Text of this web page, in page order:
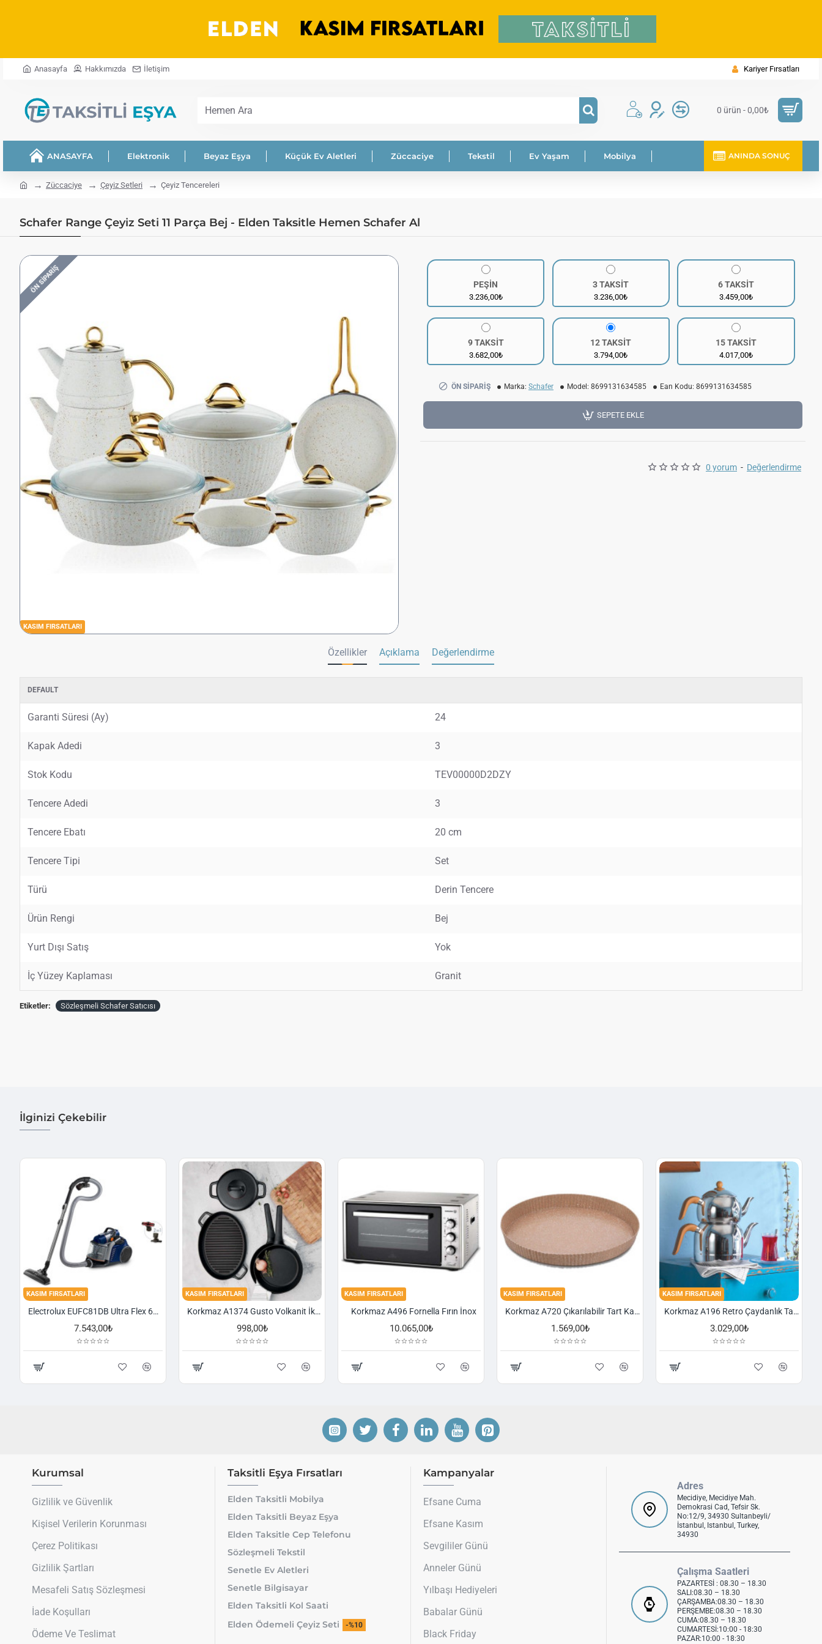
Anasayfa Hakkımızda İletişim Kariyer Fırsatları
Hemen
0 ürün - 0,00₺
ANASAYFA Elektronik Beyaz Eşya Küçük Ev Aletleri Züccaciye Tekstil Ev Yaşam Mobilya ANINDA SONUÇ
homeZüccaciye Çeyiz Setleri Çeyiz Tencereleri
Schafer Range Çeyiz Seti 11 Parça Bej - Elden Taksitle Hemen Schafer Al
KASIM FIRSATLARI
ÖN SIPARIŞ
0 yorum - Değerlendirme
PEŞİN
3.236,00₺
3 TAKSİT
3.236,00₺
6 TAKSİT
3.459,00₺
9 TAKSİT
3.682,00₺
12 TAKSİT
3.794,00₺
15 TAKSİT
4.017,00₺
ÖN SIPARIŞ Marka: Schafer Model: 8699131634585 Ean Kodu: 8699131634585
SEPETE EKLE
Özellikler Açıklama Değerlendirme
DEFAULT
Garanti Süresi (Ay) 24
Kapak Adedi 3
Stok Kodu TEV00000D2DZY
Tencere Adedi 3
Tencere Ebatı 20 cm
Tencere Tipi Set
Türü Derin Tencere
Ürün Rengi Bej
Yurt Dışı Satış Yok
İç Yüzey Kaplaması Granit
Etiketler: Sözleşmeli Schafer Satıcısı
İlginizi Çekebilir
KASIM FIRSATLARI
Electrolux EUFC81DB Ultra Flex 650 W Toz Torbasız Süpürge
7.543,00₺
KASIM FIRSATLARI
Korkmaz A1374 Gusto Volkanit İki Kulplu Oval Tava
998,00₺
KASIM FIRSATLARI
Korkmaz A496 Fornella Fırın İnox
10.065,00₺
KASIM FIRSATLARI
Korkmaz A720 Çıkarılabilir Tart Kalıbı Granit 29,5 cm
1.569,00₺
KASIM FIRSATLARI
Korkmaz A196 Retro Çaydanlık Takımı
3.029,00₺
Kurumsal
Gizlilik ve Güvenlik
Kişisel Verilerin Korunması
Çerez Politikası
Gizlilik Şartları
Mesafeli Satış Sözleşmesi
İade Koşulları
Ödeme Ve Teslimat
Taksitli Eşya Fırsatları
Elden Taksitli Mobilya
Elden Taksitli Beyaz Eşya
Elden Taksitle Cep Telefonu
Sözleşmeli Tekstil
Senetle Ev Aletleri
Senetle Bilgisayar
Elden Taksitli Kol Saati
Elden Ödemeli Çeyiz Seti
-%10
Kampanyalar
Efsane Cuma
Efsane Kasım
Sevgililer Günü
Anneler Günü
Yılbaşı Hediyeleri
Babalar Günü
Black Friday
Adres
Mecidiye, Mecidiye Mah.
Demokrasi Cad, Tefsir Sk.
No:12/9, 34930 Sultanbeyli/
İstanbul, Istanbul, Turkey,
34930
Çalışma Saatleri
PAZARTESİ : 08.30 – 18.30
SALI:08.30 – 18.30
ÇARŞAMBA:08.30 – 18.30
PERŞEMBE:08.30 – 18.30
CUMA:08.30 – 18.30
CUMARTESİ:10:00 - 18:30
PAZAR:10:00 - 18:30